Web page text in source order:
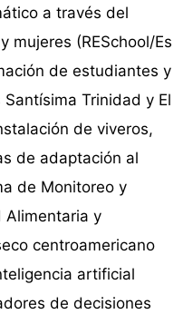
a través del
mujeres (RESchool/Es
de estudiantes y
Trinidad y El
de viveros,
de adaptación al
de Monitoreo y
Alimentaria y
centroamericano
artificial
de decisiones